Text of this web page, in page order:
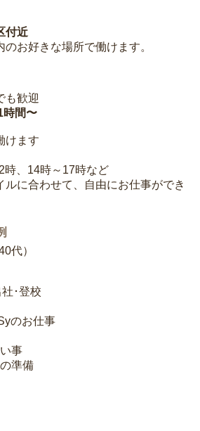
付近
お好きな場所で働けます。
も歓迎
時間〜
けます
時、14時～17時など
ルに合わせて、自由にお仕事ができ
代）
･登校
のお仕事
事
準備